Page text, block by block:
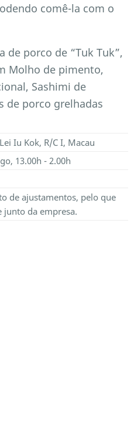
comê-la com o
de porco de “Tuk Tuk”,
Molho de pimento,
Sashimi de
de porco grelhadas
Iu Kok, R/C I, Macau
, 13.00h - 2.00h
de ajustamentos, pelo que
junto da empresa.